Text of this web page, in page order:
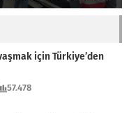
için Türkiye’den
57.478